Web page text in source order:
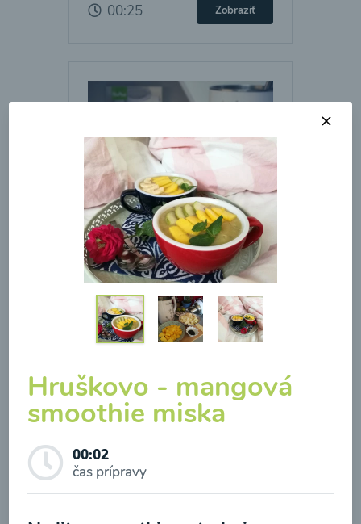
00:25 Zobraziť
Brokolicová polievka so
syrom
00:25 Zobraziť
Hruškovo - mangová
smoothie miska
00:02
čas prípravy
Odber noviniek a akcií
Odoslaním registrácie na Newsletter súhlasím so